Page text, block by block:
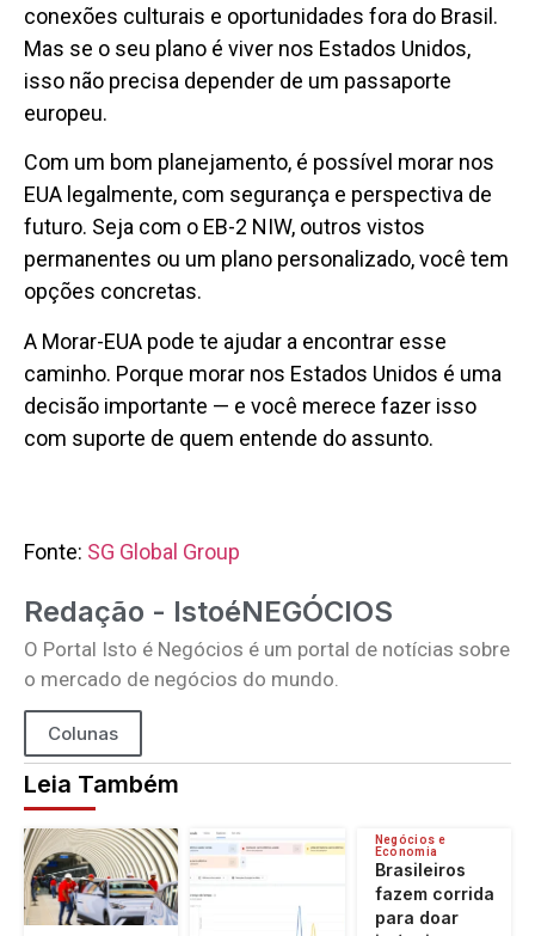
conexões culturais e oportunidades fora do Brasil.
Mas se o seu plano é viver nos Estados Unidos,
isso não precisa depender de um passaporte
europeu.
Com um bom planejamento, é possível morar nos
EUA legalmente, com segurança e perspectiva de
futuro. Seja com o EB-2 NIW, outros vistos
permanentes ou um plano personalizado, você tem
opções concretas.
A Morar-EUA pode te ajudar a encontrar esse
caminho. Porque morar nos Estados Unidos é uma
decisão importante — e você merece fazer isso
com suporte de quem entende do assunto.
Fonte: SG Global Group
Redação - IstoéNEGÓCIOS
O Portal Isto é Negócios é um portal de notícias sobre
o mercado de negócios do mundo.
Colunas
Leia Também
Negócios e
Economia
Brasileiros
fazem corrida
para doar